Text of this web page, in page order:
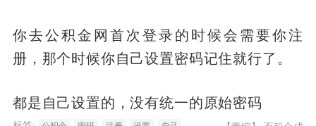
你去公积金网首次登录的时候会需要你注
册，那个时候你自己设置密码记住就行了。
都是自己设置的，没有统一的原始密码